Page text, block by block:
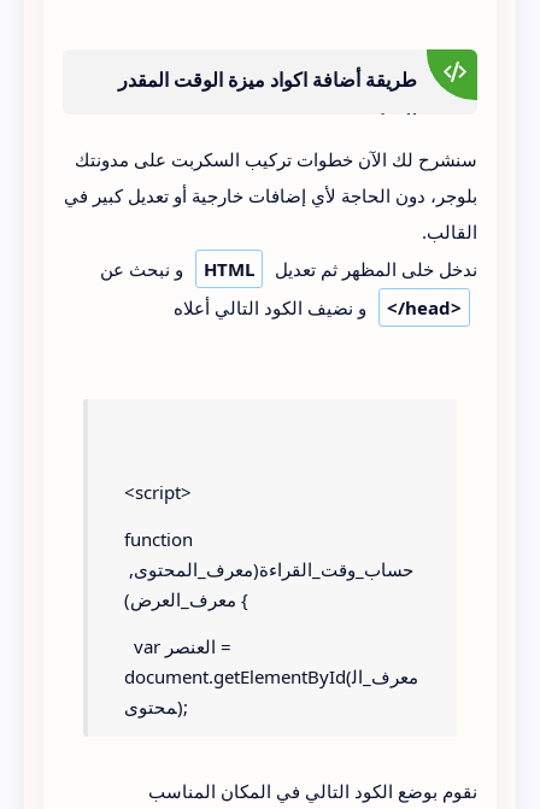
طريقة أضافة اكواد ميزة الوقت المقدر
للقراءة
سنشرح لك الآن خطوات تركيب السكربت على مدونتك
بلوجر، دون الحاجة لأي إضافات خارجية أو تعديل كبير في
القالب.
ندخل خلى المظهر ثم تعديل
HTML
و نبحث عن
</head>
و نضيف الكود التالي أعلاه
<script>
function
معرف_العرض) {
var العنصر =
document.getElementById(معرف_ال
محتوى);
نقوم بوضع الكود التالي في المكان المناسب